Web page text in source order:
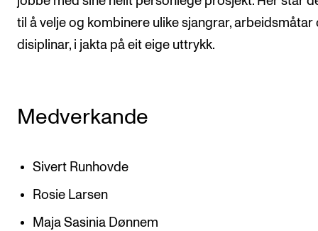
til å velje og kombinere ulike sjangrar, arbeidsmåtar
disiplinar, i jakta på eit eige uttrykk.
Medverkande
Sivert Runhovde
Rosie Larsen
Maja Sasinia Dønnem